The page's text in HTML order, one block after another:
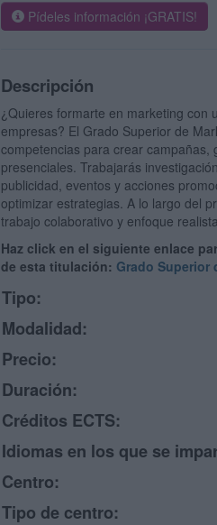
Pídeles información ¡GRATIS!
Descripción
¿Quieres formarte en marketing con
empresas? El Grado Superior de
competencias para crear
presenciales. Trabajarás
publicidad, eventos y acciones
optimizar estrategias. A lo largo del
trabajo colaborativo y enfoque
Haz click en el siguiente enlace
de esta titulación: Grado Superior
Tipo:
Modalidad:
Precio:
Duración:
Créditos ECTS:
Idiomas en los que se
Centro:
Tipo de centro: